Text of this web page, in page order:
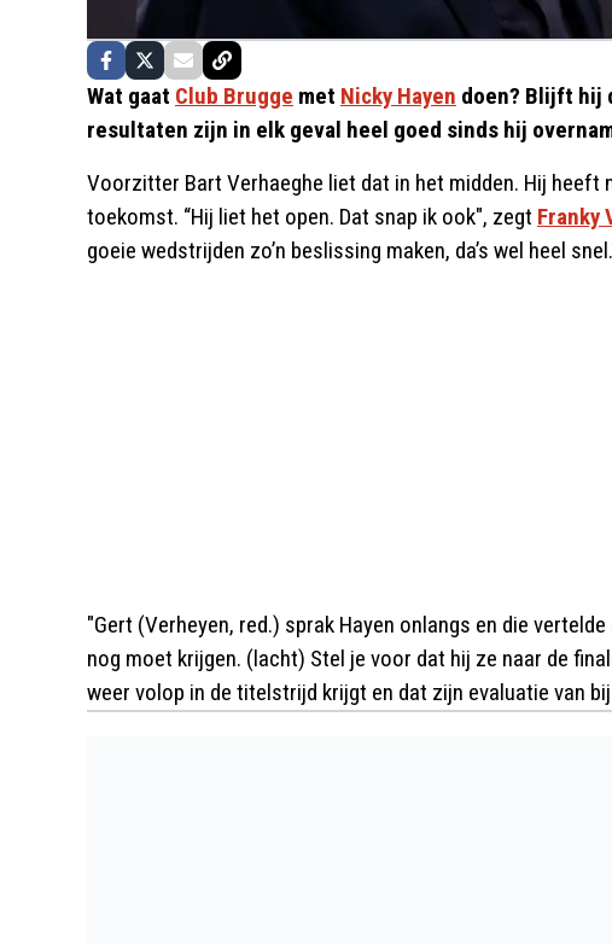
Wat gaat Club Brugge met Nicky Hayen doen? Blijft hij
resultaten zijn in elk geval heel goed sinds hij
Voorzitter Bart Verhaeghe liet dat in het midden. Hij heeft
toekomst. “Hij liet het open. Dat snap ik ook", zegt Franky
goeie wedstrijden zo’n beslissing maken, da’s wel heel
"Gert (Verheyen, red.) sprak Hayen onlangs en die
nog moet krijgen. (lacht) Stel je voor dat hij ze naar de
weer volop in de titelstrijd krijgt en dat zijn evaluatie van bij